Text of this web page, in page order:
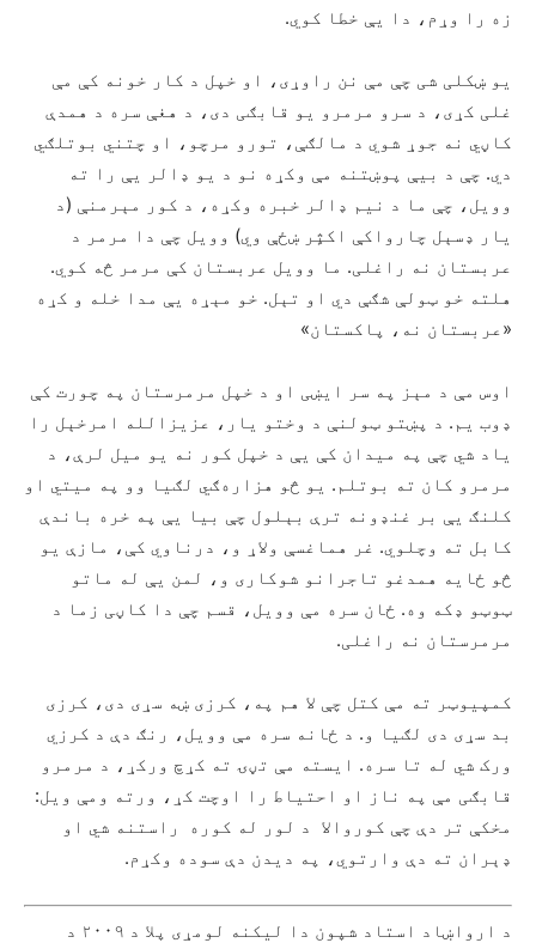
زه را وړم، دا یې خطا کوي.
یو ښکلی شی چې مې نن راوړی، او خپل د کار خونه کې مې
غلی کړی، د سرو مرمرو یو قابګی دی، د هغې سره د همدې
کاڼي نه جوړ شوي د مالګې، تورو مرچو، او چتني بوتلګي
دي. چې د بیې پوښتنه مې وکړه نو د یو ډالر یې را ته
وویل، چې ما د نیم ډالر خبره وکړه، د کور مېرمنې (د
یار ډسېل چارواکې اکثٍر ښځې وي) وویل چې دا مرمر د
عربستان نه راغلی. ما وویل عربستان کې مرمر څه کوي.
هلته خو ټولې شګې دي او تېل. خو مېړه یې مدا خله و کړه
«عربستان نه، پاکستان»
اوس مې د مېز په سر ایښی او د خپل مرمرستان په چورت کې
ډوب یم. د پښتو ټولنې د وختو یار، عزیزالله امرخېل را
یاد شي چې په میدان کې یې د خپل کور نه یو میل لرې، د
مرمرو کان ته بوتلم. یو څو هزاره‌ګي لګیا وو په میتي او
کلنګ یې بر غنډونه ترې بېلول چې بیا یې په خره باندې
کابل ته وچلوي. غر هماغسې ولاړ و، درناوي کې، مازې یو
څو ځایه همدغو تاجرانو شوکاری و، لمن یې له ماتو
ټوټو ډکه وه. ځان سره مې وویل، قسم چې دا کاڼی زما د
مرمرستان نه راغلی.
کمپیوټر ته مې کتل چې لا هم په، کرزی ښه سړی دی، کرزی
بد سړی دی لګیا و. د ځانه سره مې وویل، رنګ دې د کرزي
ورک شي له تا سره. ایسته مې تڼۍ ته کړچ ورکړ، د مرمرو
قابګی مې په ناز او احتیاط را اوچت کړ، ورته ومې ویل:
مخکې تر دې چې کوروالا د لور له کوره راستنه شي او
ډېران ته دې وارتوي، په دیدن دې سوده وکړم.
د ارواښاد استاد شپون دا لیکنه لومړی پلا د ۲۰۰۹ د